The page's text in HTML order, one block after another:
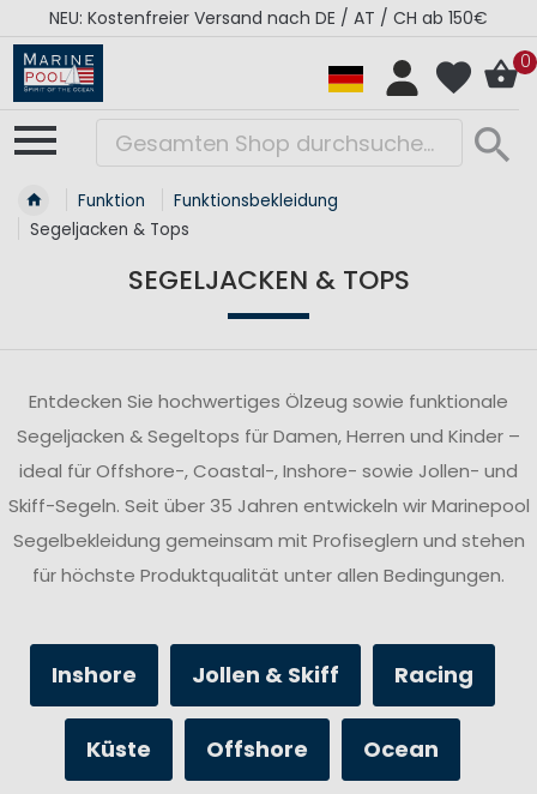
/ AT / CH ab 150€
RÉGATES ROYALES
0
Funktion
Funktionsbekleidung
Segeljacken & Tops
SEGELJACKEN & TOPS
Entdecken Sie hochwertiges Ölzeug sowie funktionale
Segeljacken & Segeltops für Damen, Herren und Kinder –
ideal für Offshore-, Coastal-, Inshore- sowie Jollen- und
Skiff-Segeln. Seit über 35 Jahren entwickeln wir Marinepool
Segelbekleidung gemeinsam mit Profiseglern und stehen
für höchste Produktqualität unter allen Bedingungen.
Inshore Jollen & Skiff Racing
Küste Offshore Ocean